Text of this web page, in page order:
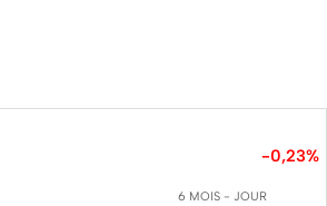
-0,23%
6 MOIS - JOUR